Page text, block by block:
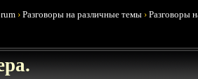
›Разговоры на различные темы ›Разговоры